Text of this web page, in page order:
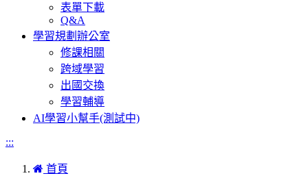
表單下載
Q&A
學習規劃辦公室
修課相關
跨域學習
出國交換
學習輔導
AI學習小幫手(測試中)
:::
首頁